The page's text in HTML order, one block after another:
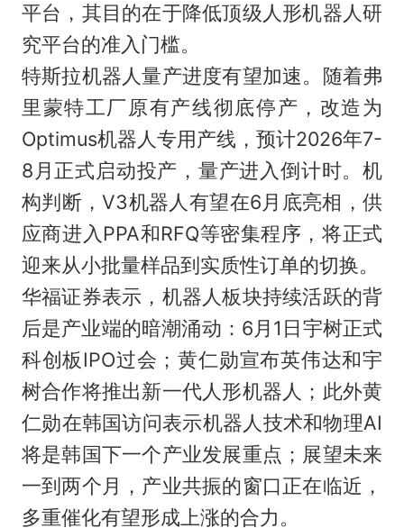
平台，其目的在于降低顶级人形机器人研
究平台的准入门槛。
特斯拉机器人量产进度有望加速。随着弗
里蒙特工厂原有产线彻底停产，改造为
Optimus机器人专用产线，预计2026年7-
8月正式启动投产，量产进入倒计时。机
构判断，V3机器人有望在6月底亮相，供
应商进入PPA和RFQ等密集程序，将正式
迎来从小批量样品到实质性订单的切换。
华福证券表示，机器人板块持续活跃的背
后是产业端的暗潮涌动：6月1日宇树正式
科创板IPO过会；黄仁勋宣布英伟达和宇
树合作将推出新一代人形机器人；此外黄
仁勋在韩国访问表示机器人技术和物理AI
将是韩国下一个产业发展重点；展望未来
一到两个月，产业共振的窗口正在临近，
多重催化有望形成上涨的合力。